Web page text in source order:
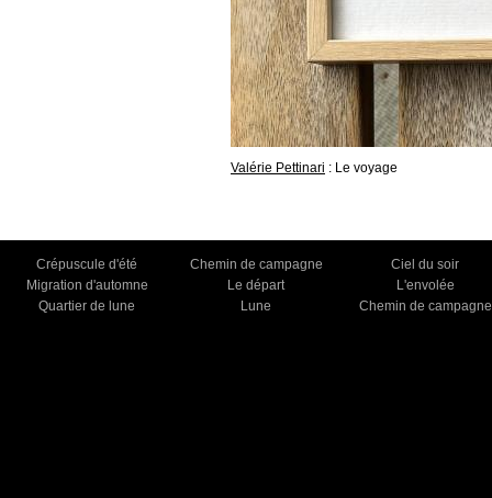
Valérie Pettinari : Le voyage
Crépuscule d'été Chemin de campagne
Ciel du soir
Migration d'automne
Le départ
L'envolée
Quartier de lune
Lune Chemin de campagne